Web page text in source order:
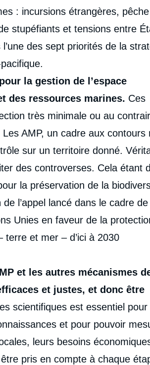
: incursions étrangères, pêche
stupéfiants et tensions entre
des sept priorités de la
la gestion de l’espace
des ressources marines. Ces
très minimale ou au
AMP, un cadre aux contours
sur un territoire donné.
des controverses. Cela étant
la préservation de la
l’appel lancé dans le cadre
Unies en faveur de la
terre et mer – d’ici à 2030
et les autres mécanismes
et justes, et donc être
scientifiques est essentiel pour
et pour pouvoir
leurs besoins
pris en compte à chaque
Au-delà des aires marines
2022.
Copier